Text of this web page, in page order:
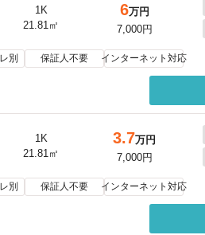
1K
21.81㎡
6万円
7,000円
別 保証人不要 インターネット対応
1K
21.81㎡
3.7万円
7,000円
別 保証人不要 インターネット対応